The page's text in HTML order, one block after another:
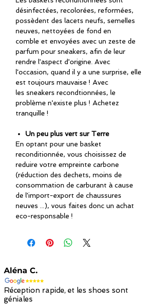
désinfectées, recolorées, reformées,
possèdent des lacets neufs, semelles
neuves, nettoyées de fond en
comble et envoyées avec un zeste de
parfum pour sneakers, afin de leur
rendre l'aspect d'origine. Avec
l'occasion, quand il y a une surprise, elle
est toujours mauvaise ! Avec
les sneakers recondtionnées, le
problème n'existe plus ! Achetez
tranquille !
Un peu plus vert sur Terre
En optant pour une basket
reconditionnée, vous choisissez de
reduire votre empreinte carbone
(réduction des dechets, moins de
consommation de carburant à cause
de l'import-export de chaussures
neuves ...), vous faites donc un achat
eco-responsable !
Aléna C.
Réception rapide, et les shoes sont
géniales